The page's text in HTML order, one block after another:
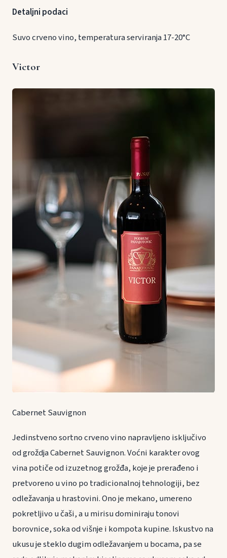
Detaljni podaci
Suvo crveno vino, temperatura serviranja 17-20°C
Victor
Cabernet Sauvignon
Jedinstveno sortno crveno vino napravljeno isključivo
od groždja Cabernet Sauvignon. Voćni karakter ovog
vina potiče od izuzetnog grožđa, koje je prerađeno i
pretvoreno u vino po tradicionalnoj tehnologiji, bez
odležavanja u hrastovini. Ono je mekano, umereno
pokretljivo u čaši, a u mirisu dominiraju tonovi
borovnice, soka od višnje i kompota kupine. Iskustvo na
ukusu je steklo dugim odležavanjem u bocama, pa se